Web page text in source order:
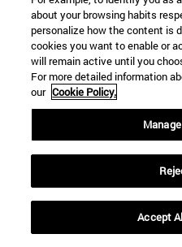
febrero de 2021),
[4]Tanvi Madan,”India and
Consolidating and
Madan, “India And The
Consolidating And
States.https://
and-biden-administration-
ties, (accedido el 11 de
Darshana Baruah,
about your browsing habits
personalize how the content is
cookies you want to enable or
will remain active until you
For more detailed information
our Cookie Policy.
Accept